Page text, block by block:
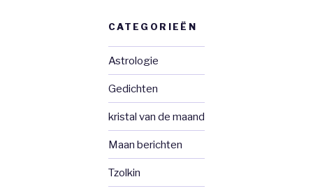
CATEGORIEËN
Astrologie
Gedichten
kristal van de maand
Maan berichten
Tzolkin